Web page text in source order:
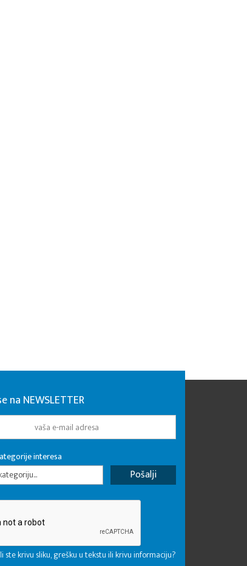
na NEWSLETTER
interesa
ste krivu sliku, grešku u tekstu ili krivu informaciju?